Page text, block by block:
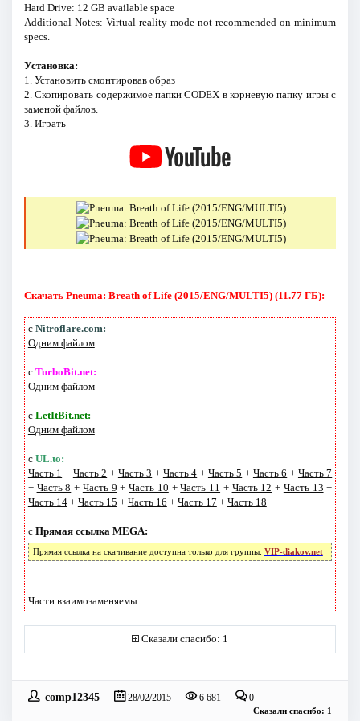
Hard Drive: 12 GB available space
Additional Notes: Virtual reality mode not recommended on minimum
specs.
Установка:
1. Установить смонтировав образ
2. Скопировать содержимое папки CODEX в корневую папку игры с
заменой файлов.
3. Играть
Скачать Pneuma: Breath of Life (2015/ENG/MULTI5) (11.77 ГБ):
с Nitroflare.com:
Одним файлом
с TurboBit.net:
Одним файлом
с LetItBit.net:
Одним файлом
с UL.to:
Часть 1 + Часть 2 + Часть 3 + Часть 4 + Часть 5 + Часть 6 + Часть 7
+ Часть 8 + Часть 9 +Часть 10 +Часть 11 + Часть 12 + Часть 13 +
Часть 14+ Часть 15 + Часть 16 + Часть 17 + Часть 18
с Прямая ссылка MEGA:
Прямая ссылка на скачивание доступна только для группы: VIP-diakov.net
Части взаимозаменяемы
Сказали спасибо: 1
comp12345 28/02/2015 6 681 0
Сказали спасибо: 1